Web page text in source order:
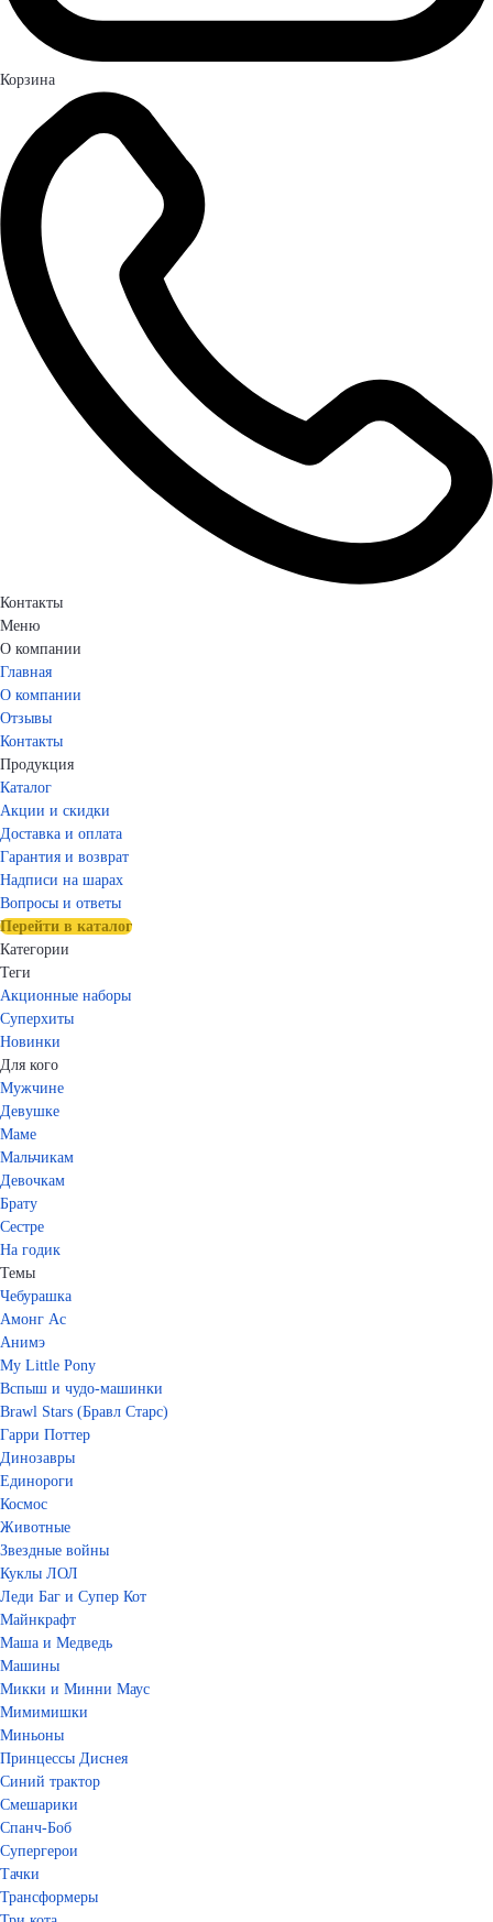
Корзина
Контакты
Меню
О компании
Главная
О компании
Отзывы
Контакты
Продукция
Каталог
Акции и скидки
Доставка и оплата
Гарантия и возврат
Надписи на шарах
Вопросы и ответы
Перейти в каталог
Категории
Теги
Акционные наборы
Суперхиты
Новинки
Для кого
Мужчине
Девушке
Маме
Мальчикам
Девочкам
Брату
Сестре
На годик
Темы
Чебурашка
Амонг Ас
Анимэ
My Little Pony
Вспыш и чудо-машинки
Brawl Stars (Бравл Старс)
Гарри Поттер
Динозавры
Единороги
Космос
Животные
Звездные войны
Куклы ЛОЛ
Леди Баг и Супер Кот
Майнкрафт
Маша и Медведь
Машины
Микки и Минни Маус
Мимимишки
Миньоны
Принцессы Диснея
Синий трактор
Смешарики
Спанч-Боб
Супергерои
Тачки
Трансформеры